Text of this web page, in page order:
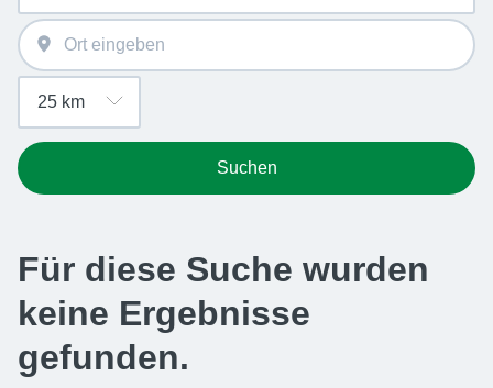
Suchen
Für diese Suche wurden
keine Ergebnisse
gefunden.